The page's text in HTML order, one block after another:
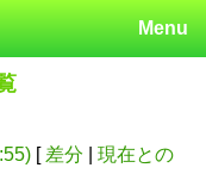
Menu
[ 差分
現在との